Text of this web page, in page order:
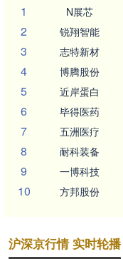
1
N展芯
2 锐翔智能
3 志特新材
4 博腾股份
5 近岸蛋白
6 毕得医药
7 五洲医疗
8 耐科装备
9 一博科技
10 方邦股份
沪深京行情 实时轮播